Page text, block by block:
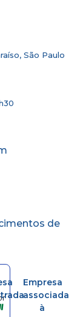
São Paulo
de
Empresa
associada
à